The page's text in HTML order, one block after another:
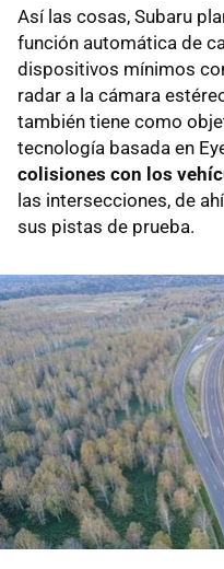
Así las cosas, Subaru
función automática de
dispositivos mínimos
radar a la cámara
también tiene como
tecnología basada en
colisiones con los
las intersecciones, de
sus pistas de prueba.